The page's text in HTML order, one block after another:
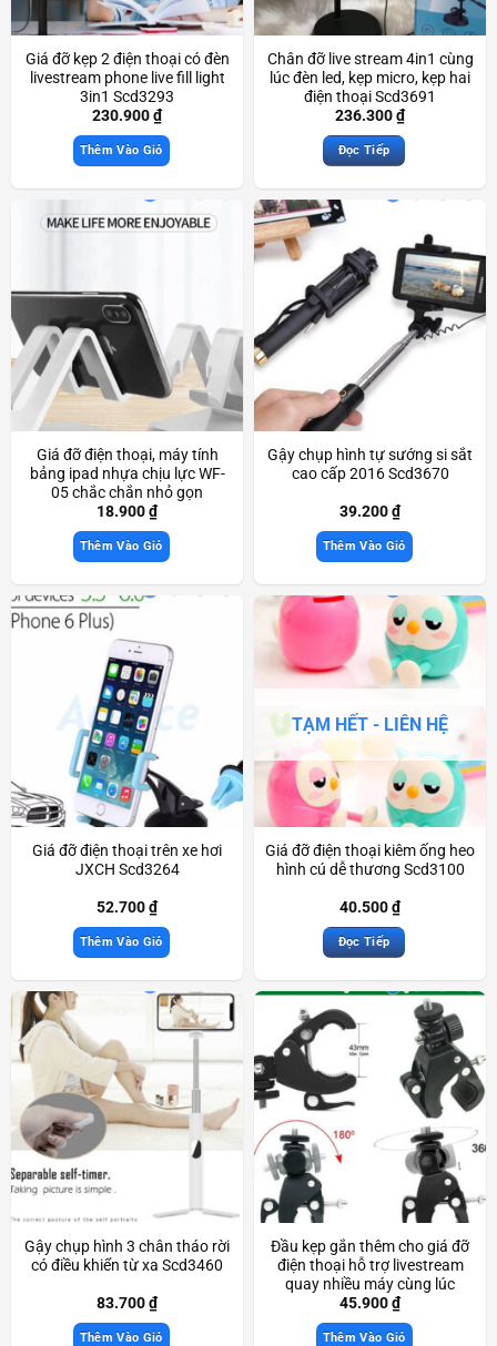
Giá đỡ kẹp 2 điện thoại có đèn
livestream phone live fill light
3in1 Scd3293
230.900₫
Thêm Vào Giỏ
Chân đỡ live stream 4in1 cùng
lúc đèn led, kẹp micro, kẹp hai
điện thoại Scd3691
236.300₫
Đọc Tiếp
Giá đỡ điện thoại, máy tính
bảng ipad nhựa chịu lực WF-
05 chắc chắn nhỏ gọn
Scd3366
18.900₫
Thêm Vào Giỏ
Gậy chụp hình tự sướng si sắt
cao cấp 2016 Scd3670
39.200₫
Thêm Vào Giỏ
Giá đỡ điện thoại trên xe hơi
JXCH Scd3264
52.700₫
Thêm Vào Giỏ
TẠM HẾT - LIÊN HỆ
Giá đỡ điện thoại kiêm ống heo
hình cú dễ thương Scd3100
40.500₫
Đọc Tiếp
Gậy chụp hình 3 chân tháo rời
có điều khiển từ xa Scd3460
83.700₫
Thêm Vào Giỏ
Đầu kẹp gắn thêm cho giá đỡ
điện thoại hỗ trợ livestream
quay nhiều máy cùng lúc
Scd3560
45.900₫
Thêm Vào Giỏ